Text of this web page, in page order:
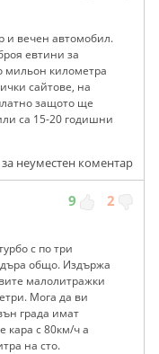
и вечен автомобил.
евтини за
километра
сайтове, на
защото ще
са 15-20 годишни
неуместен коментар
9 2
с по три
общо. Издържа
малолитражки
Мога да ви
града имат
кара с 80км/ч а
на сто.